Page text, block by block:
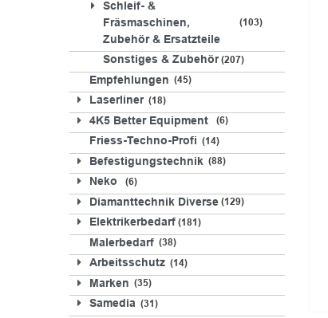
Schleif- &
Fräsmaschinen,
Zubehör & Ersatzteile
103
Sonstiges & Zubehör 207
Empfehlungen 45
Laserliner 18
4K5 Better Equipment 6
Friess-Techno-Profi 14
Befestigungstechnik 88
Neko 6
Diamanttechnik Diverse 129
Elektrikerbedarf 181
Malerbedarf 38
Arbeitsschutz 14
Marken 35
Samedia 31